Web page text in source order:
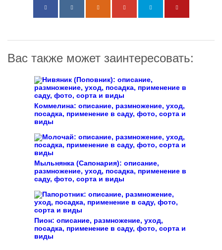
Вас также может заинтересовать:
Коммелина: описание, размножение, уход,
посадка, применение в саду, фото, сорта и
виды
Мыльнянка (Сапонария): описание,
размножение, уход, посадка, применение в
саду, фото, сорта и виды
Пион: описание, размножение, уход,
посадка, применение в саду, фото, сорта и
виды